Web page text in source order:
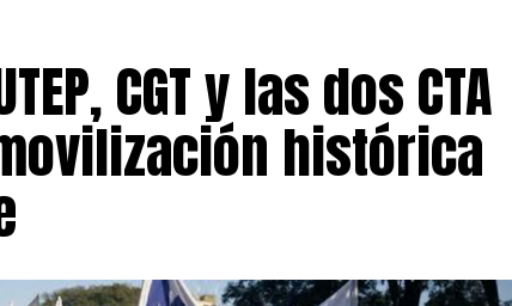
los trabajadores sin poner en riesgo la
medidas de fuerza promovidas por las conducciones
que responden, en muchos casos, a motivaciones
que los conflictos nacionales, que muchas
afecten a la provincia», expresó, al tiempo que
de paros registrados durante la actual gestión
CGT y las dos CTA
histórica